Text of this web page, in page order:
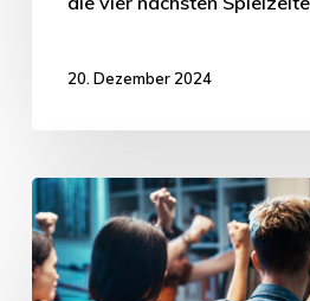
20. Dezember 2024